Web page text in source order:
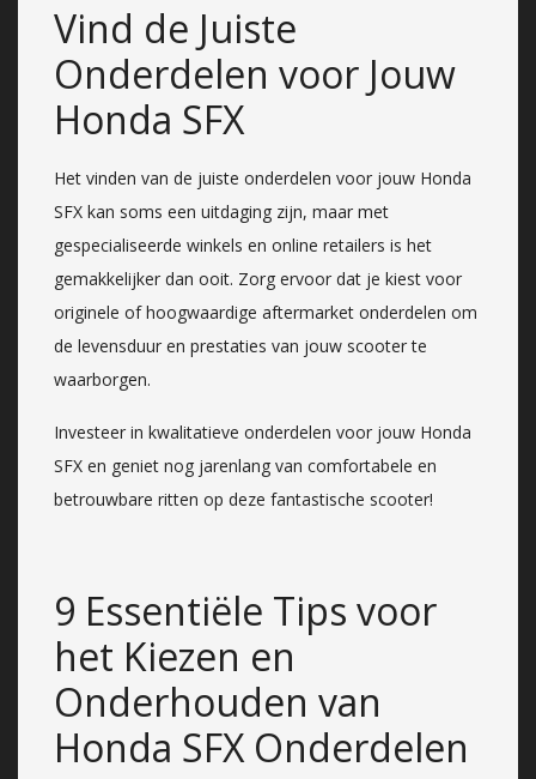
Vind de Juiste
Onderdelen voor Jouw
Honda SFX
Het vinden van de juiste onderdelen voor jouw Honda
SFX kan soms een uitdaging zijn, maar met
gespecialiseerde winkels en online retailers is het
gemakkelijker dan ooit. Zorg ervoor dat je kiest voor
originele of hoogwaardige aftermarket onderdelen om
de levensduur en prestaties van jouw scooter te
waarborgen.
Investeer in kwalitatieve onderdelen voor jouw Honda
SFX en geniet nog jarenlang van comfortabele en
betrouwbare ritten op deze fantastische scooter!
9 Essentiële Tips voor
het Kiezen en
Onderhouden van
Honda SFX Onderdelen